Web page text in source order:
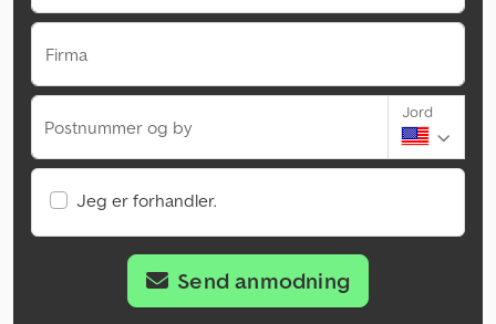
Firma
Postnummer og by
Jord
Jeg er forhandler.
Send anmodning